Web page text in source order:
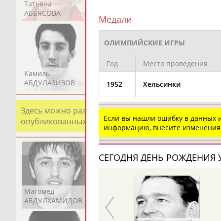
Татьяна
АББЯСОВА
Камиль
АБДУЛАЗИЗОВ
Загалав
АБДУЛБЕКОВ
Камалудин
АБДУЛДАУДОВ
Здесь можно разместить информацию о хорошо
опубликованных записях. Страна должна знать
Магомед
АБДУЛХАМИДОВ
АБДУРАХМАНОВ
Адлан
АБДУРАШИДОВ
Медали
ОЛИМПИЙСКИЕ ИГРЫ
Год Место проведения
1952 Хельсинки
Если вы нашли ошибку в данных
информацию, внесите изменения
СЕГОДНЯ ДЕНЬ РОЖДЕНИЯ